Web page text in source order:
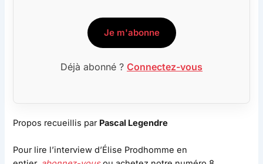
Je m'abonne
Déjà abonné ? Connectez-vous
Propos recueillis par Pascal Legendre
Pour lire l’interview d’Élise Prodhomme en